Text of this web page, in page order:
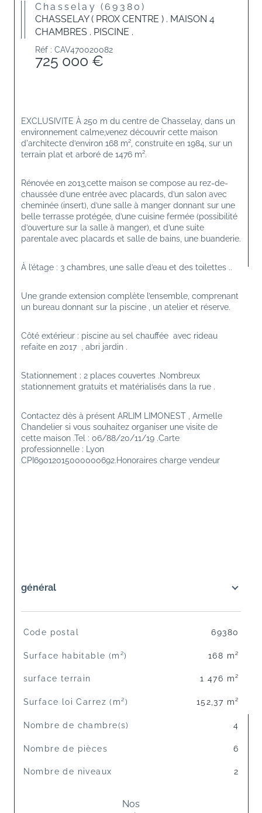
Chasselay (69380)
CHASSELAY ( PROX CENTRE ) . MAISON 4
CHAMBRES . PISCINE .
Réf : CAV470020082
725 000 €
EXCLUSIVITE À 250 m du centre de Chasselay, dans un
environnement calme,venez découvrir cette maison
d'architecte d’environ 168 m², construite en 1984, sur un
terrain plat et arboré de 1476 m².
Rénovée en 2013,cette maison se compose au rez-de-
chaussée d’une entrée avec placards, d’un salon avec
cheminée (insert), d’une salle à manger donnant sur une
belle terrasse protégée, d’une cuisine fermée (possibilité
d’ouverture sur la salle à manger), et d’une suite
parentale avec placards et salle de bains, une buanderie.
À l’étage : 3 chambres, une salle d’eau et des toilettes ..
Une grande extension complète l’ensemble, comprenant
un bureau donnant sur la piscine , un atelier et réserve.
Côté extérieur : piscine au sel chauffée  avec rideau
refaite en 2017  , abri jardin .
Stationnement : 2 places couvertes .Nombreux
stationnement gratuits et matérialisés dans la rue .
Contactez dès à présent ARLIM LIMONEST , Armelle
Chandelier si vous souhaitez organiser une visite de
cette maison .Tel : 06/88/20/11/19 .Carte
professionnelle : Lyon
CPI69012015000000692.Honoraires charge vendeur
général
TRAD_SIROCCO_Caracteristique
Code postal 69380
Surface habitable (m²) 168 m²
surface terrain 1 476 m²
Surface loi Carrez (m²) 152,37 m²
Nombre de chambre(s) 4
Nombre de pièces 6
Nombre de niveaux 2
Nos